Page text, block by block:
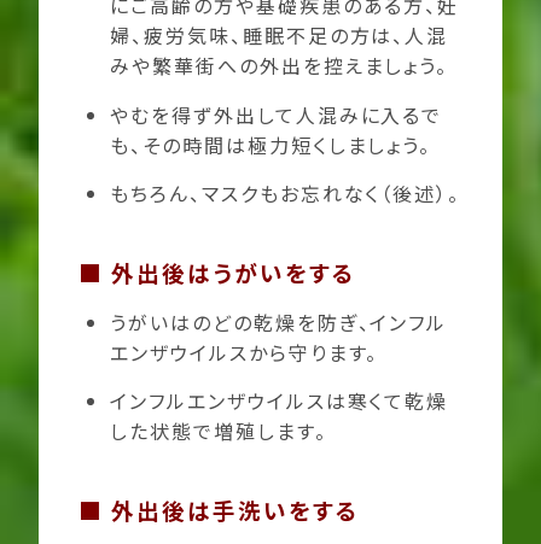
婦、疲労気味、睡眠不足の方は、人混
みや繁華街への外出を控えましょう。
やむを得ず外出して人混みに入るで
も、その時間は極力短くしましょう。
もちろん、マスクもお忘れなく（後述）。
■ 外出後はうがいをする
うがいはのどの乾燥を防ぎ、インフル
エンザウイルスから守ります。
インフルエンザウイルスは寒くて乾燥
した状態で増殖します。
■ 外出後は手洗いをする